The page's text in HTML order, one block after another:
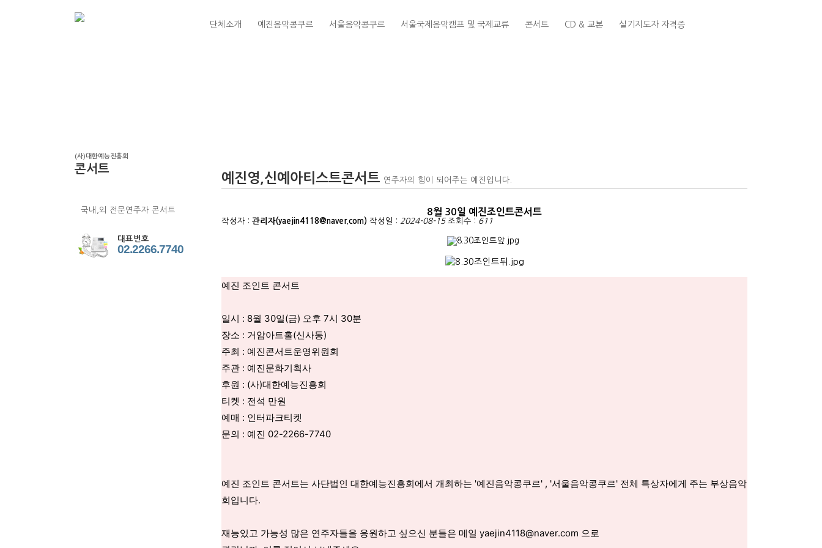
단체소개 예진음악콩쿠르 서울음악콩쿠르 서울국제음악캠프 및 국제교류 콘서트 CD & 교본 실기지도자 자격증
(사)대한예능진흥회
콘서트
국내,외 전문연주자 콘서트
대표번호
02.2266.7740
예진영,신예아티스트콘서트 연주자의 힘이 되어주는 예진입니다.
8월 30일 예진조인트콘서트
작성자 : 관리자(yaejin4118@naver.com) 작성일 : 2024-08-15 조회수 : 611
예진 조인트 콘서트
일시 : 8월 30일(금) 오후 7시 30분
장소 : 거암아트홀(신사동)
주최 : 예진콘서트운영위원회
주관 : 예진문화기획사
후원 : (사)대한예능진흥회
티켓 : 전석 만원
예매 : 인터파크티켓
문의 : 예진 02-2266-7740
예진 조인트 콘서트는 사단법인 대한예능진흥회에서 개최하는 '예진음악콩쿠르' , '서울음악콩쿠르' 전체 특상자에게 주는 부상음악
회입니다.
​재능있고 가능성 많은 연주자들을 응원하고 싶으신 분들은 메일 yaejin4118@naver.com 으로